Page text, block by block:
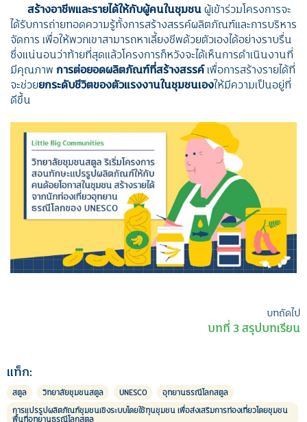
สร้างอาชีพและรายได้ให้กับผู้คนในชุมชนผู้เข้าร่วมโครงการจะ
ได้รับการถ่ายทอดความรู้ทั้งการสร้างสรรค์ผลิตภัณฑ์และการบริหาร
จัดการ เพื่อให้พวกเขาสามารถหาเลี้ยงชีพด้วยตัวเองได้อย่างราบรื่น
ซึ่งแน่นอนว่าท้ายที่สุดแล้วโครงการก็หวังจะได้เห็นการดำเนินงานที่
มีคุณภาพ การต่อยอดผลิตภัณฑ์ที่สร้างสรรค์เพื่อการสร้างรายได้ที่
จะช่วยยกระดับชีวิตของตัวแรงงานในชุมชนเองให้มีความเป็นอยู่ที่
ดีขึ้น
เรื่อง
บทถัดไป
บทที่ 3 สรุปบทเรียน
แท็ก:
สตูล วิทยาลัยชุมชนสตูล UNESCO
อุทยานธรณีโลกสตูล
การแปรรูปผลิตภัณฑ์ชุมชนเชิงระบบโดยใช้ทุนชุมชน เพื่อส่งเสริมการท่องเที่ยวโดยชุมชน
พื้นที่อุทยานธรณีโลกสตูล